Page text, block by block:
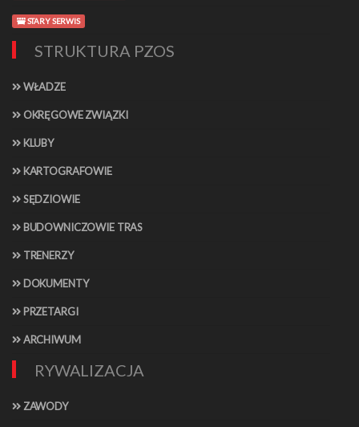
STARY SERWIS
STRUKTURA PZOS
WŁADZE
OKRĘGOWE ZWIĄZKI
KLUBY
KARTOGRAFOWIE
SĘDZIOWIE
BUDOWNICZOWIE TRAS
TRENERZY
DOKUMENTY
PRZETARGI
ARCHIWUM
RYWALIZACJA
ZAWODY